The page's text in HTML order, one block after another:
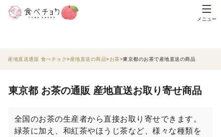
メニュー
産地直送通販 食べチョク 産地直送の商品 お茶 東京都のお茶で産地直送の商品
東京都 お茶の通販 産地直送お取り寄せ商品
全国のお茶の生産者から直接お取り寄せできます。
緑茶に加え、和紅茶やほうじ茶など、様々な種類を